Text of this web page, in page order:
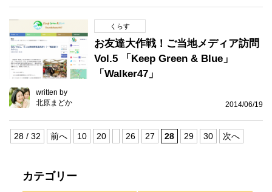
くらす
お友達大作戦！ご当地メディア訪問
Vol.5 「Keep Green & Blue」
「Walker47」
written by
北原まどか
2014/06/19
28 / 32 前へ 10 20 26 27 28 29 30 次へ
カテゴリー